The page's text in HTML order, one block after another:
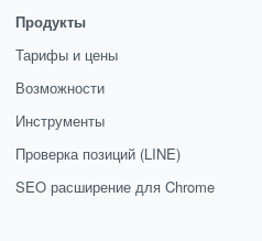
Продукты
Тарифы и цены
Возможности
Инструменты
Проверка позиций (LINE)
SEO расширение для Chrome